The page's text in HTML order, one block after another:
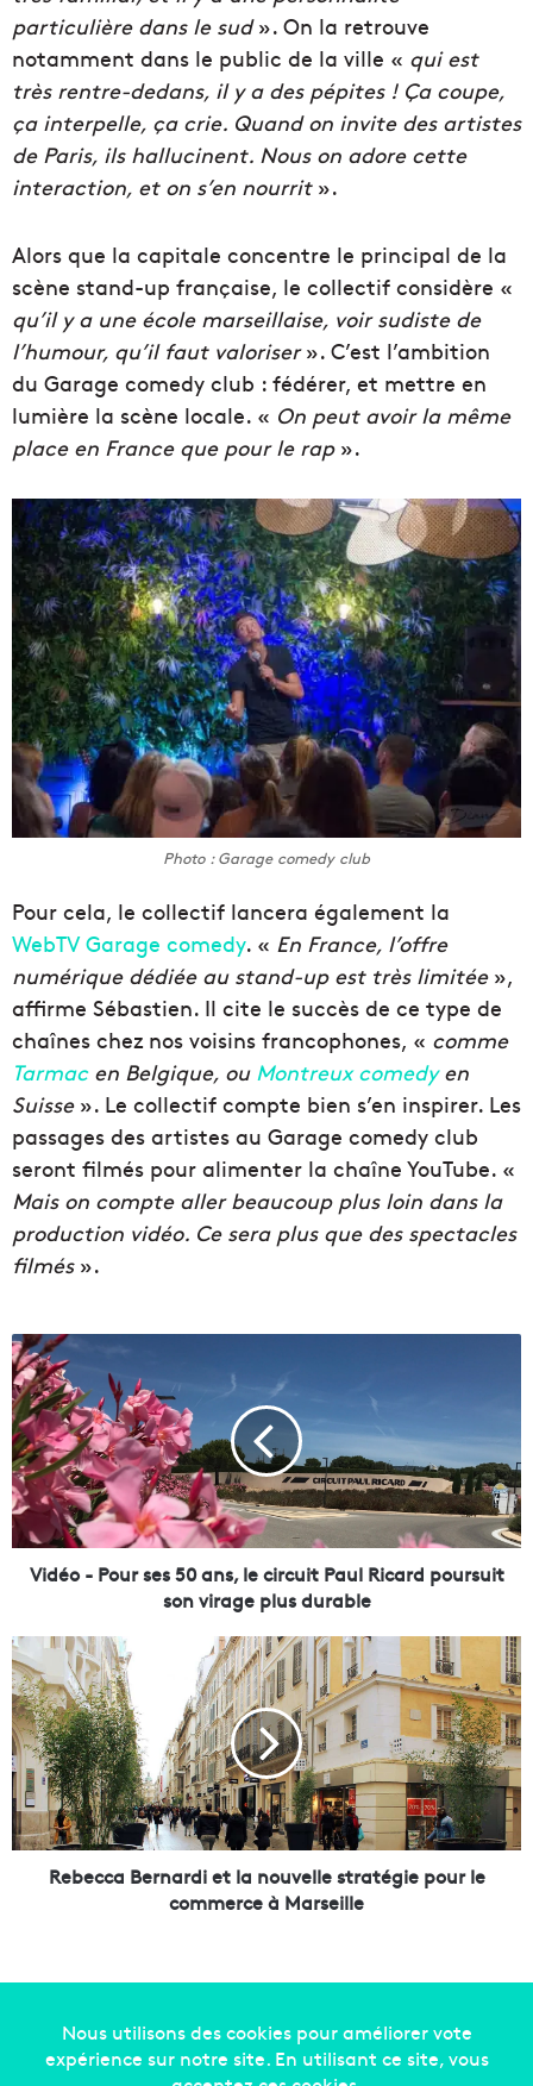
particulière dans le sud». On la retrouve
notamment dans le public de la ville « qui est
très rentre-dedans, il y a des pépites ! Ça coupe,
ça interpelle, ça crie. Quand on invite des artistes
de Paris, ils hallucinent. Nous on adore cette
interaction, et on s’en nourrit».
Alors que la capitale concentre le principal de la
scène stand-up française, le collectif considère «
qu’il y a une école marseillaise, voir sudiste de
l’humour, qu’il faut valoriser». C’est l’ambition
du Garage comedy club : fédérer, et mettre en
lumière la scène locale. « On peut avoir la même
place en France que pour le rap».
Photo : Garage comedy club
Pour cela, le collectif lancera également la
WebTV Garage comedy. « En France, l’offre
numérique dédiée au stand-up est très limitée»,
affirme Sébastien. Il cite le succès de ce type de
chaînes chez nos voisins francophones, « comme
Tarmacen Belgique, ou Montreux comedyen
Suisse». Le collectif compte bien s’en inspirer. Les
passages des artistes au Garage comedy club
seront filmés pour alimenter la chaîne YouTube. «
Mais on compte aller beaucoup plus loin dans la
production vidéo. Ce sera plus que des spectacles
filmés».
V
i
d
é
o
-
P
o
u
s
5
0
a
n
s
,
l
e
Vidéo - Pour ses 50 ans, le circuit Paul Ricard poursuit
son virage plus durable
R
e
b
e
c
c
a
B
e
Rebecca Bernardi et la nouvelle stratégie pour le
commerce à Marseille
Copyright © 2014-2022Made in Marseille. Tous droits